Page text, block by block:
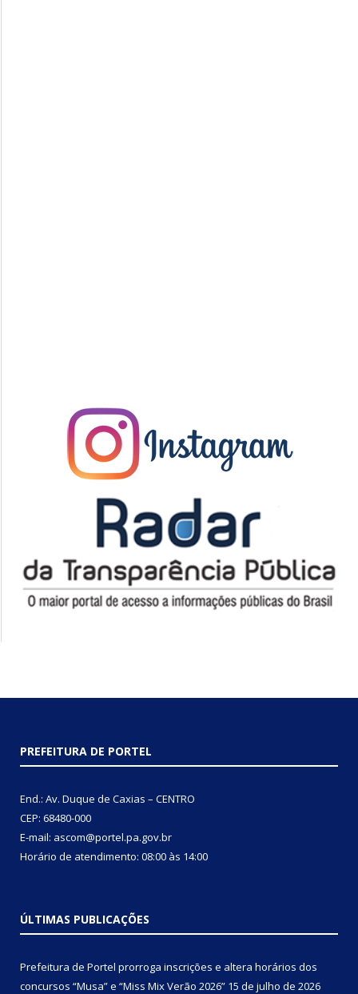
PREFEITURA DE PORTEL
End.: Av. Duque de Caxias – CENTRO
CEP: 68480-000
E-mail: ascom@portel.pa.gov.br
Horário de atendimento: 08:00 às 14:00
ÚLTIMAS PUBLICAÇÕES
Prefeitura de Portel prorroga inscrições e altera horários dos
concursos “Musa” e “Miss Mix Verão 2026” 15 de julho de 2026